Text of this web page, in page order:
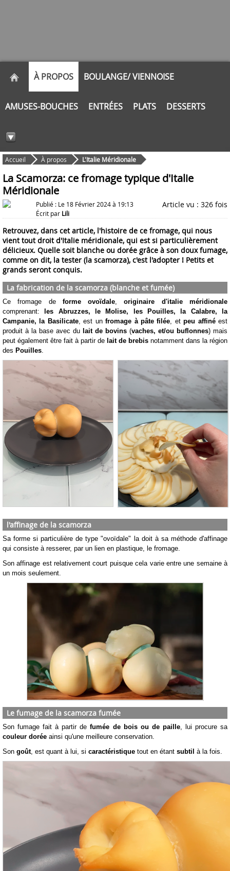
À PROPOS BOULANGE/ VIENNOISE
AMUSES-BOUCHES ENTRÉES PLATS DESSERTS
Accueil À propos L'Italie Méridionale
La Scamorza: ce fromage typique d'Italie
Méridionale
Publié : Le 18 Février 2024 à 19:13
Écrit par Lili
Article vu : 326 fois
Retrouvez, dans cet article, l'histoire de ce fromage, qui nous
vient tout droit d'Italie méridionale, qui est si particulièrement
délicieux. Quelle soit blanche ou dorée grâce à son doux fumage,
comme on dit, la tester (la scamorza), c'est l'adopter ! Petits et
grands seront conquis.
La fabrication de la scamorza (blanche et fumée)
Ce fromage de forme ovoïdale ,originaire d'italie méridionale
comprenant:les Abruzzes, le Molise, les Pouilles, la Calabre, la
Campanie, la Basilicate, est unfromage à pâte filée , etpeu affinéest
produit à la base avec du lait de bovins (vaches, et/ou buflonnes) mais
peut également être fait à partir de lait de brebis notamment dans la région
des Pouilles
l'affinage de la scamorza
Sa forme si particulière de type "ovoïdale" la doit à sa méthode d'affinage
qui consiste à resserer, par un lien en plastique, le fromage.
Son affinage est relativement court puisque cela varie entre une semaine à
un mois seulement.
Le fumage de la scamorza fumée
Son fumage fait à partir defumée de bois ou de paille, lui procure sa
couleur dorée ainsi qu'une meilleure conservation.
Son goût, est quant à lui, si caractéristique tout en étant subtil à la fois.